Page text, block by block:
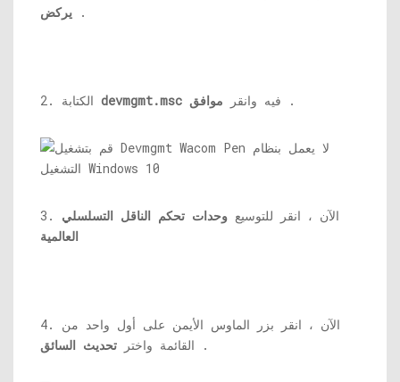
يركض .
devmgmt.msc فيه وانقر موافق .
3. الآن ، انقر للتوسيع وحدات تحكم الناقل التسلسلي
العالمية
4. الآن ، انقر بزر الماوس الأيمن على أول واحد من
القائمة واختر تحديث السائق .